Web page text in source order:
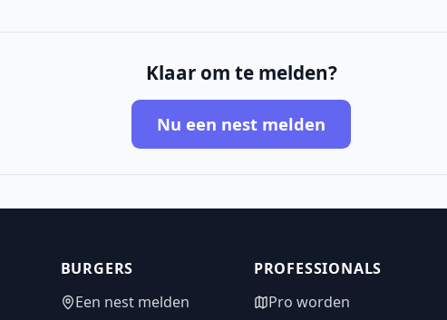
Klaar om te melden?
Nu een nest melden
BURGERS
Een nest melden
PROFESSIONALS
Pro worden